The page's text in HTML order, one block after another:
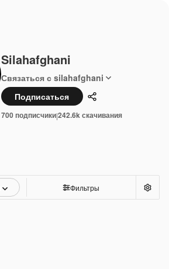
Silahafghani
Связаться с silahafghani
Подписаться
Поделиться
700 подписчики|242.6k скачивания
Фильтры